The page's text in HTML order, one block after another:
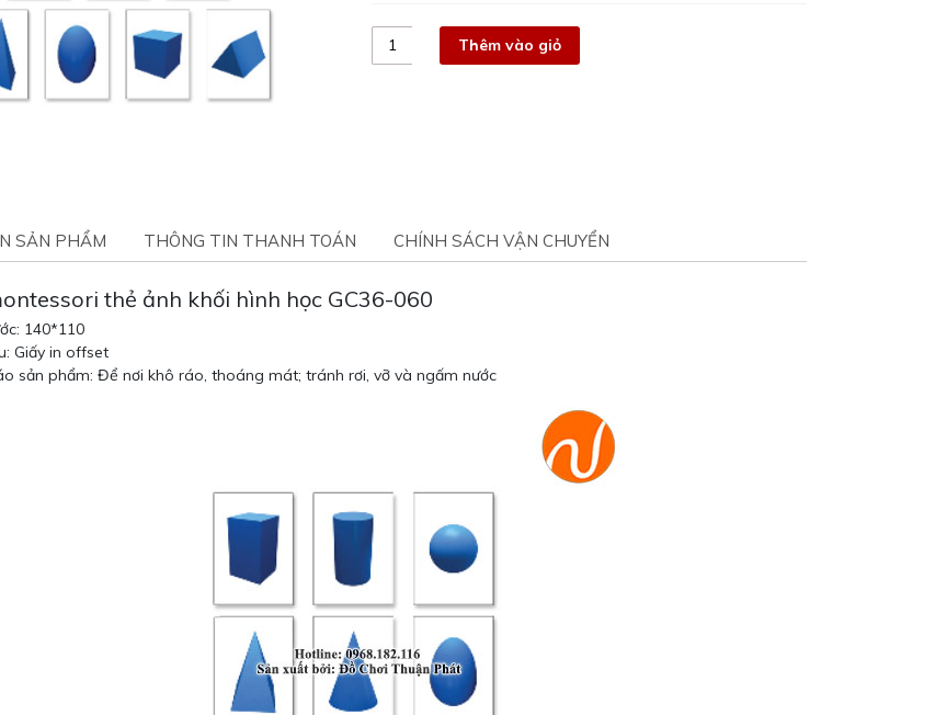
Thêm vào giỏ
SẢN PHẨM THÔNG TIN THANH TOÁN CHÍNH SÁCH VẬN CHUYỂN
thẻ ảnh khối hình học GC36-060
140*110
Giấy in offset
sản phẩm: Để nơi khô ráo, thoáng mát; tránh rơi, vỡ và ngấm nước